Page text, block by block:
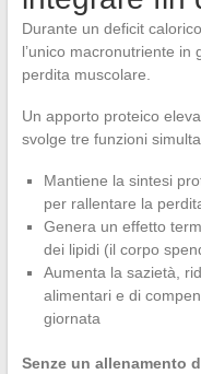
Durante un deficit
l’unico macronutriente
perdita muscolare.
Un apporto proteico
svolge tre funzioni
Mantiene la sintesi
per rallentare la
Genera un effetto
dei lipidi (il corpo
Aumenta la sazietà,
alimentari e di
giornata
Senze un allenamento